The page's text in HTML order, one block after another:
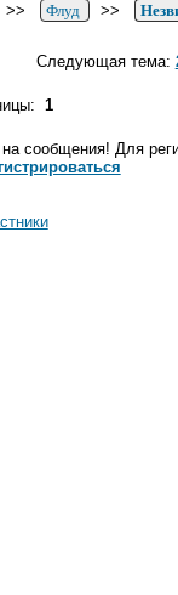
>> Флуд >>
Следующая тема:
1
сообщения! Для